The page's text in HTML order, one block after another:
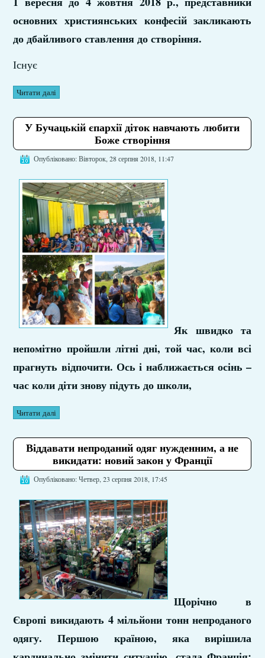
основних християнських конфесій закликають
до дбайливого ставлення до створіння.
Існує
Читати далі
У Бучацькій єпархії діток навчають любити
Боже створіння
Опубліковано: Вівторок, 28 серпня 2018, 11:47
Як швидко та
непомітно пройшли літні дні, той час, коли всі
прагнуть відпочити. Ось і наближається осінь –
час коли діти знову підуть до школи,
Читати далі
Віддавати непроданий одяг нужденним, а не
викидати: новий закон у Франції
Опубліковано: Четвер, 23 серпня 2018, 17:45
Щорічно в
Європі викидають 4 мільйони тонн непроданого
одягу. Першою країною, яка вирішила